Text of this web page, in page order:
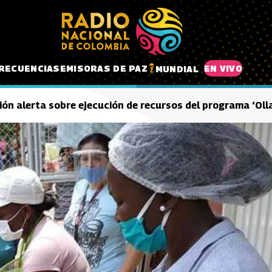
EMISORAS DE PAZ MUNDIAL EN VIVO
alerta sobre ejecución de recursos del programa